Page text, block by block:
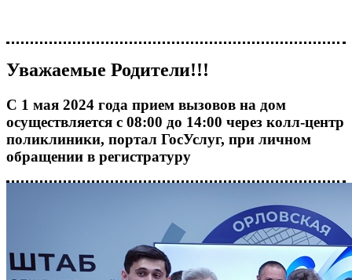
Уважаемые Родители!!!
С 1 мая 2024 года прием вызовов на дом
осуществляется с 08:00 до 14:00 через колл-центр
поликлиники, портал ГосУслуг, при личном
обращении в регистратуру